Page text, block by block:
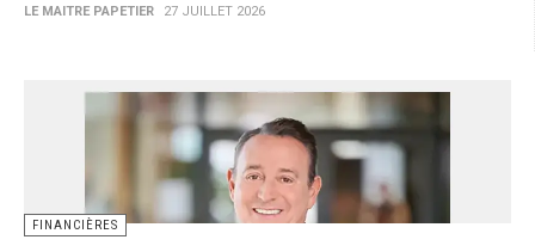
LE MAITRE PAPETIER 27 JUILLET 2026
FINANCIÈRES